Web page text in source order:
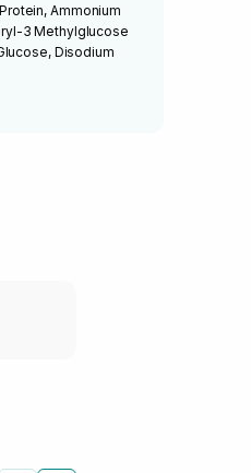
Ammonium
3 Methylglucose
Disodium